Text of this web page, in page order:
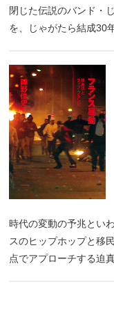
閉じた伝説のバンド・
を、じゃがたら結成30
時代の変動の予兆とい
スのヒップホップと移
点でアプローチする迫